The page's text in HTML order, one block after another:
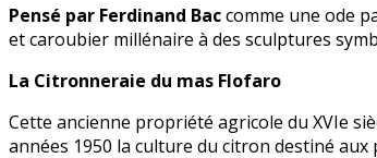
Pensé par Ferdinand Baccomme une ode
et caroubier millénaire à des sculptures
La Citronneraie du mas Flofaro
Cette ancienne propriété agricole du XVIe
années 1950 la culture du citron destiné